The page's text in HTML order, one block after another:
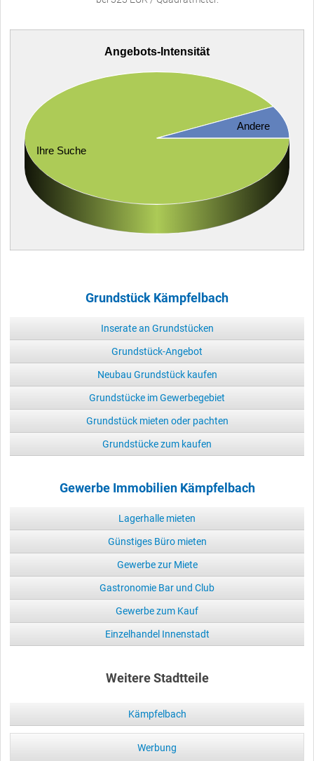
Angebots-Intensität
Ihre Suche
Andere
Grundstück Kämpfelbach
Inserate an Grundstücken
Grundstück-Angebot
Neubau Grundstück kaufen
Grundstücke im Gewerbegebiet
Grundstück mieten oder pachten
Grundstücke zum kaufen
Gewerbe Immobilien Kämpfelbach
Lagerhalle mieten
Günstiges Büro mieten
Gewerbe zur Miete
Gastronomie Bar und Club
Gewerbe zum Kauf
Einzelhandel Innenstadt
Weitere Stadtteile
Kämpfelbach
Werbung